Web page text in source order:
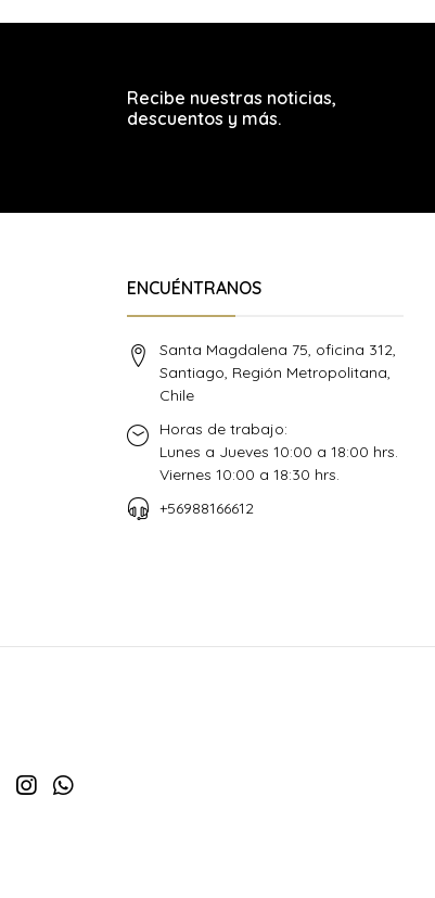
Recibe nuestras noticias,
descuentos y más.
ENCUÉNTRANOS
Santa Magdalena 75, oficina 312,
Santiago, Región Metropolitana,
Chile
Horas de trabajo:
Lunes a Jueves 10:00 a 18:00 hrs.
Viernes 10:00 a 18:30 hrs.
+56988166612